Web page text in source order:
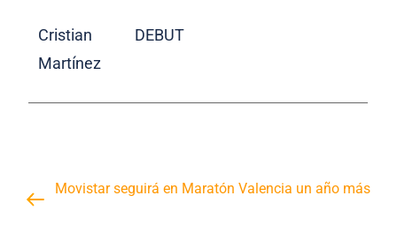
Cristian
Martínez
DEBUT
Movistar seguirá en Maratón Valencia un año más